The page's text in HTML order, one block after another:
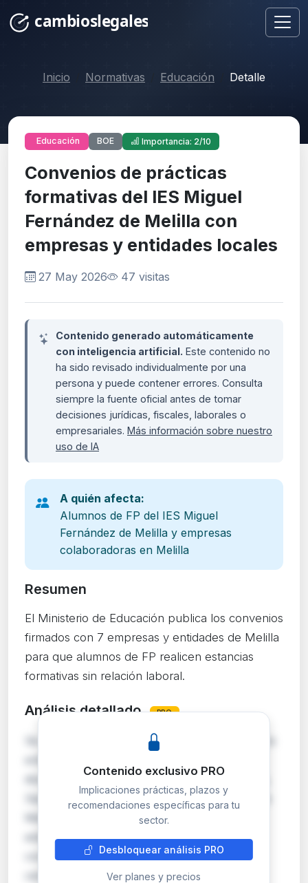
Inicio Normativas Educación Detalle
Educación BOE Importancia: 2/10
Convenios de prácticas
formativas del IES Miguel
Fernández de Melilla con
empresas y entidades locales
27 May 2026 47 visitas
Contenido generado automáticamente
con inteligencia artificial. Este contenido no
ha sido revisado individualmente por una
persona y puede contener errores. Consulta
siempre la fuente oficial antes de tomar
decisiones jurídicas, fiscales, laborales o
empresariales. Más información sobre nuestro
uso de IA
A quién afecta:
Alumnos de FP del IES Miguel
Fernández de Melilla y empresas
colaboradoras en Melilla
Resumen
El Ministerio de Educación publica los convenios
firmados con 7 empresas y entidades de Melilla
para que alumnos de FP realicen estancias
formativas sin relación laboral.
Análisis detallado PRO
Se publican en el BOE siete convenios suscritos
diversas entidades (Asociación Autismo Melilla,
Sacyr Agua, Confederación de Empresarios de
Melilla, entre otras) para la realización de
estancias formativas de alumnado de FP. Los
convenios regulan la fase de formación en
centro…
Contenido exclusivo PRO
Implicaciones prácticas, plazos y
recomendaciones específicas para tu
sector.
Desbloquear análisis PRO
Ver planes y precios